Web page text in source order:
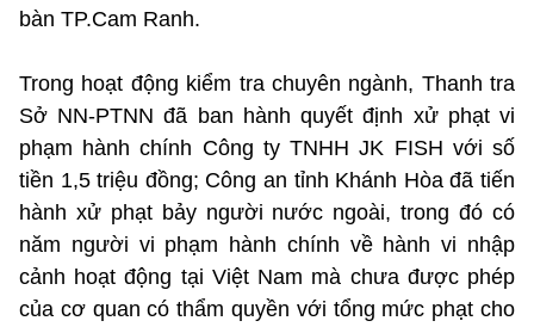
bàn TP.Cam Ranh.
Trong hoạt động kiểm tra chuyên ngành, Thanh tra
Sở NN-PTNN đã ban hành quyết định xử phạt vi
phạm hành chính Công ty TNHH JK FISH với số
tiền 1,5 triệu đồng; Công an tỉnh Khánh Hòa đã tiến
hành xử phạt bảy người nước ngoài, trong đó có
năm người vi phạm hành chính về hành vi nhập
cảnh hoạt động tại Việt Nam mà chưa được phép
của cơ quan có thẩm quyền với tổng mức phạt cho